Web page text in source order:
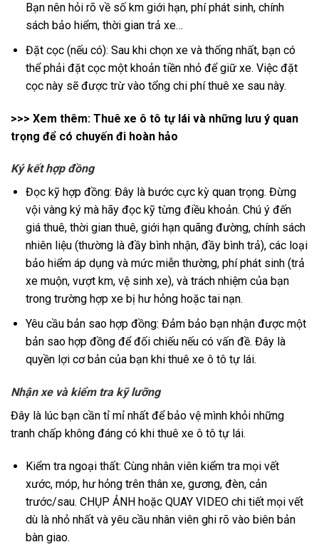
Bạn nên hỏi rõ về số km giới hạn, phí phát sinh, chính
sách bảo hiểm, thời gian trả xe…
Đặt cọc (nếu có): Sau khi chọn xe và thống nhất, bạn có
thể phải đặt cọc một khoản tiền nhỏ để giữ xe. Việc đặt
cọc này sẽ được trừ vào tổng chi phí thuê xe sau này.
>>> Xem thêm: Thuê xe ô tô tự lái và những lưu ý quan
trọng để có chuyến đi hoàn hảo
Ký kết hợp đồng
Đọc kỹ hợp đồng: Đây là bước cực kỳ quan trọng. Đừng
vội vàng ký mà hãy đọc kỹ từng điều khoản. Chú ý đến
giá thuê, thời gian thuê, giới hạn quãng đường, chính sách
nhiên liệu (thường là đầy bình nhận, đầy bình trả), các loại
bảo hiểm áp dụng và mức miễn thường, phí phát sinh (trả
xe muộn, vượt km, vệ sinh xe), và trách nhiệm của bạn
trong trường hợp xe bị hư hỏng hoặc tai nạn.
Yêu cầu bản sao hợp đồng: Đảm bảo bạn nhận được một
bản sao hợp đồng để đối chiếu nếu có vấn đề. Đây là
quyền lợi cơ bản của bạn khi thuê xe ô tô tự lái.
Nhận xe và kiểm tra kỹ lưỡng
Đây là lúc bạn cần tỉ mỉ nhất để bảo vệ mình khỏi những
tranh chấp không đáng có khi thuê xe ô tô tự lái.
Kiểm tra ngoại thất: Cùng nhân viên kiểm tra mọi vết
xước, móp, hư hỏng trên thân xe, gương, đèn, cản
trước/sau. CHỤP ẢNH hoặc QUAY VIDEO chi tiết mọi vết
dù là nhỏ nhất và yêu cầu nhân viên ghi rõ vào biên bản
bàn giao.